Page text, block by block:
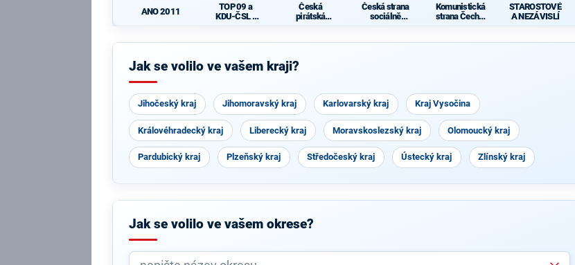
ANO 2011
TOP 09 a
KDU-ČSL -
Česká
pirátská
Česká strana
sociálně
Komunistická
strana Čech a
STAROSTOVÉ
A NEZÁVISLÍ
Jak se volilo ve vašem kraji?
Jihočeský kraj Jihomoravský kraj Karlovarský kraj Kraj Vysočina
Královéhradecký kraj Liberecký kraj Moravskoslezský kraj Olomoucký kraj
Pardubický kraj Plzeňský kraj Středočeský kraj Ústecký kraj Zlínský kraj
Jak se volilo ve vašem okrese?